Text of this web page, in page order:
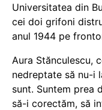
Universitatea din
cei doi grifoni
anul 1944 pe
Aura Stănculescu,
nedreptate să nu-i
sunt. Suntem prea
să-i corectăm, să